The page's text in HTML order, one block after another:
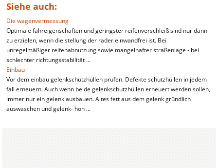
Siehe auch:
Die wagenvermessung
Optimale fahreigenschaften und geringster reifenverschleiß sind nur dann
zu erzielen, wenn die stellung der räder einwandfrei ist. Bei
unregelmäßiger reifenabnutzung sowie mangelhafter straßenlage - bei
schlechter richtungsstabilität ...
Einbau
Vor dem einbau gelenkschutzhüllen prüfen. Defekte schutzhüllen in jedem
fall erneuern. Auch wenn beide gelenkschutzhüllen erneuert werden sollen,
immer nur ein gelenk ausbauen. Altes fett aus dem gelenk gründlich
auswaschen und gelenk- hoh ...